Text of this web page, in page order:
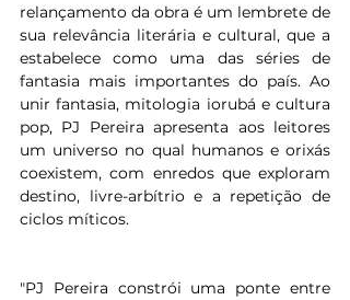
relançamento da obra é um lembrete de
sua relevância literária e cultural, que a
estabelece como uma das séries de
fantasia mais importantes do país. Ao
unir fantasia, mitologia iorubá e cultura
pop, PJ Pereira apresenta aos leitores
um universo no qual humanos e orixás
coexistem, com enredos que exploram
destino, livre-arbítrio e a repetição de
ciclos míticos.
"PJ Pereira constrói uma ponte entre